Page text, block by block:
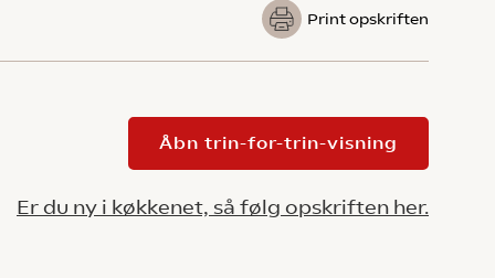
Print opskriften
Åbn trin-for-trin-visning
Er du ny i køkkenet, så følg opskriften her.